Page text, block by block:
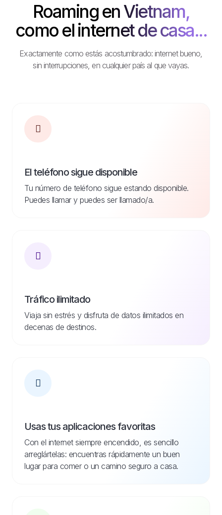
Roaming en Vietnam,
como el internet de casa...
Exactamente como estás acostumbrado: internet bueno,
sin interrupciones, en cualquier país al que vayas.
El teléfono sigue disponible
Tu número de teléfono sigue estando disponible.
Puedes llamar y puedes ser llamado/a.
Tráfico ilimitado
Viaja sin estrés y disfruta de datos ilimitados en
decenas de destinos.
Usas tus aplicaciones favoritas
Con el internet siempre encendido, es sencillo
arreglártelas: encuentras rápidamente un buen
lugar para comer o un camino seguro a casa.